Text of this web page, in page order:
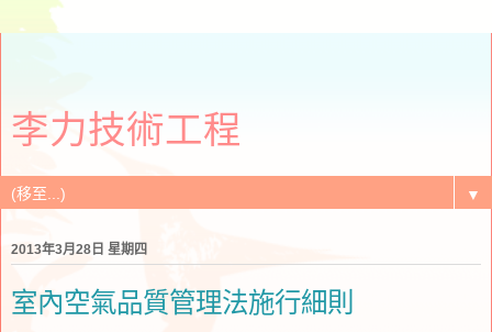
李力技術工程
▼
2013年3月28日 星期四
室內空氣品質管理法施行細則